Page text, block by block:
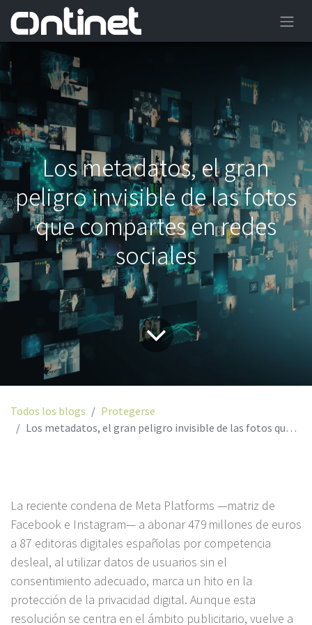
Los metadatos, el gran
peligro invisible de las fotos
que compartes en redes
sociales
Todos los blogs
Protegerse
Los metadatos, el gran peligro invisible de las fotos que compartes en redes sociales
La reciente condena de Meta Platforms —matriz de
Facebook e Instagram— a abonar 479 millones de euros
a 87 editoras digitales españolas por competencia
desleal, al utilizar datos de usuarios sin el
consentimiento adecuado, marca un hito en la
protección de la privacidad digital. Aunque esta
resolución se centra en el ámbito publicitario, vuelve a